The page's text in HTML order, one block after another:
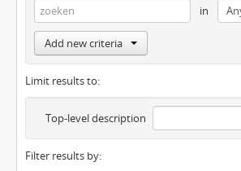
in
Add new criteria
Limit results to:
Top-level description
Filter results by: